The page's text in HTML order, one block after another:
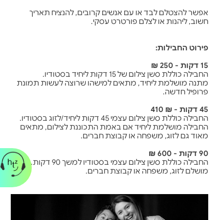
אפשר להצטלם לבד או עם אנשים קרובים, להנציח תאריך
חשוב, ליהנות או לצלם פורטרט עסקי.
פירוט החבילות:
15 דקות - 250 ₪
החבילה כוללת סשן צילום של 15 דקות ליחיד בסטודיו.
מתנה מושלמת ליחיד, מתאים למישהו שרוצה לעשות תמונת
פרופיל חדשה.
45 דקות - ₪ 410
החבילה כוללת סשן צילום עצמי 45 דקות ליחיד/לזוג בסטודיו.
החבילה מושלמת ליחיד אם באמת התכוננת לצילום, מתאים
מאוד גם לזוג, משפחה או קבוצת חברים.
90 דקות - 600 ₪
החבילה כוללת סשן צילום עצמי בסטודיו למשך 90 דקות.
מושלם לזוג, משפחה או קבוצת חברים.